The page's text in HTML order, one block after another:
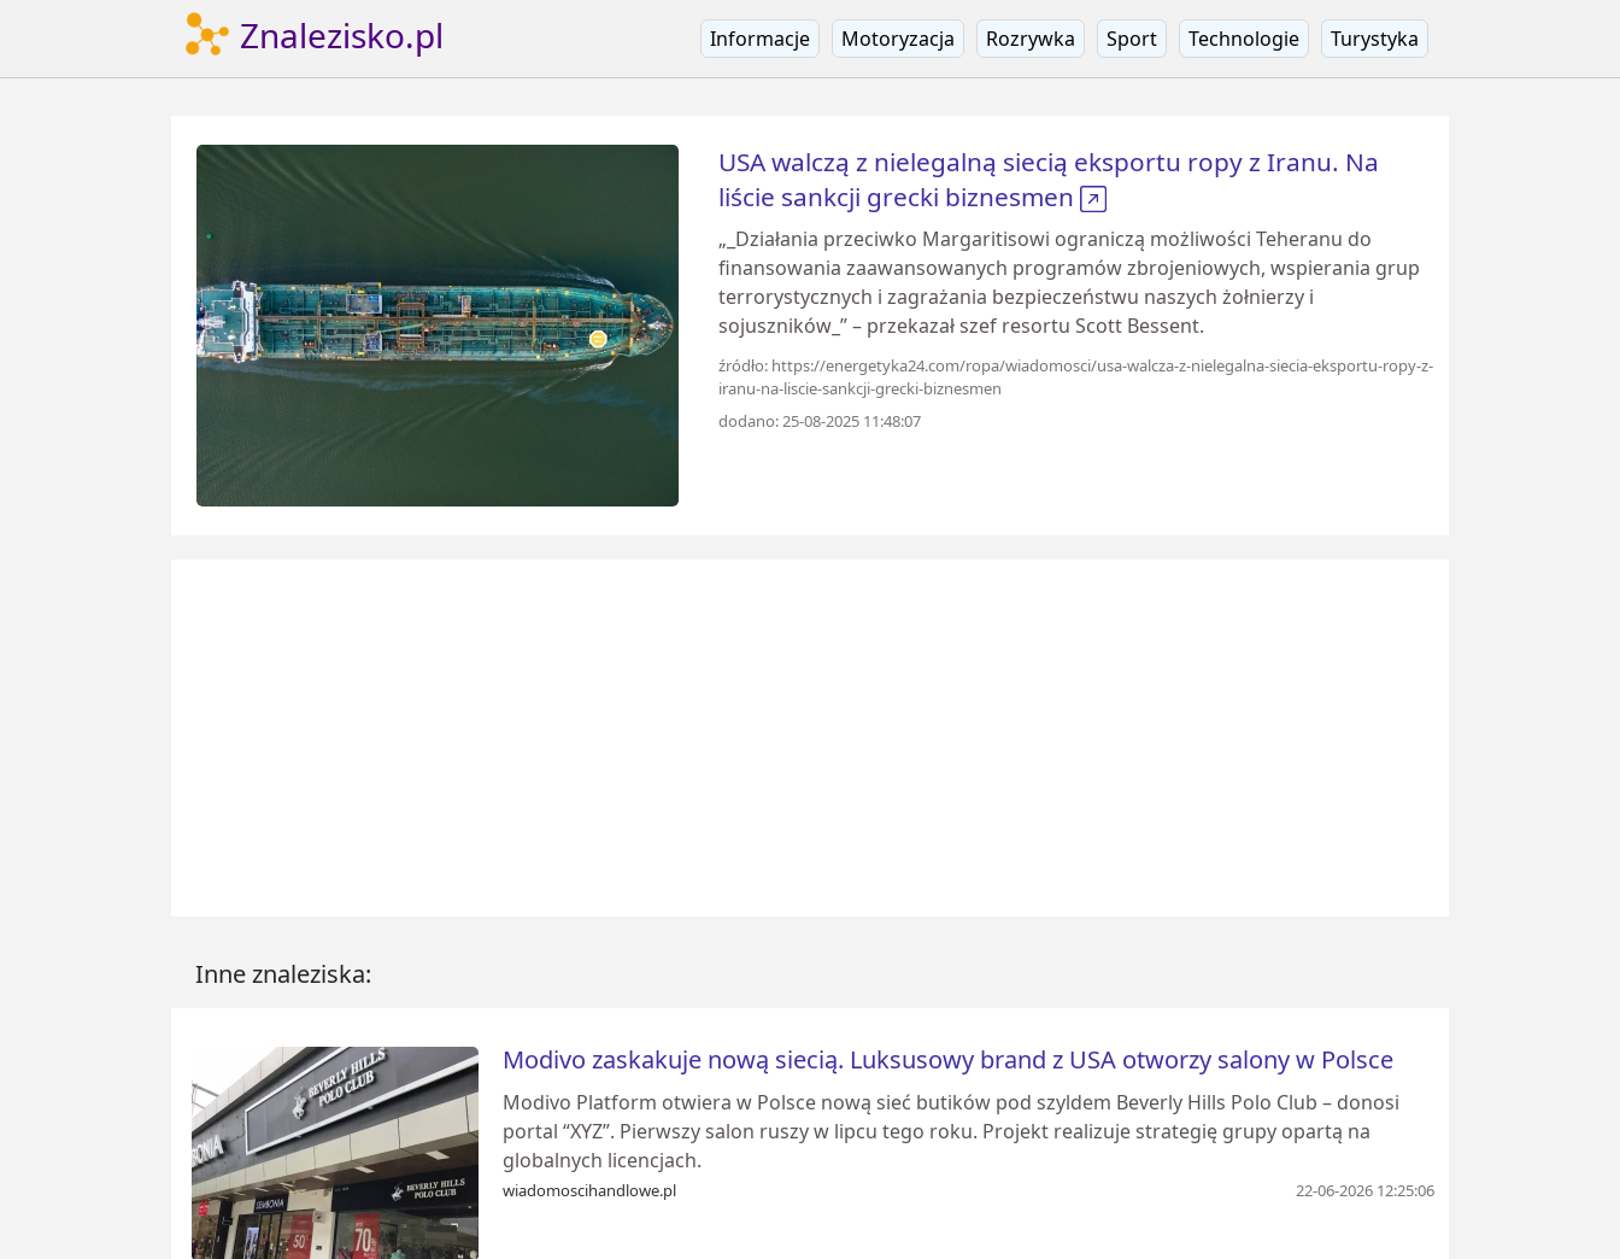
Znalezisko.pl Informacje Motoryzacja Rozrywka Sport Technologie Turystyka
USA walczą z nielegalną siecią eksportu ropy z Iranu. Na
liście sankcji grecki biznesmen
„_Działania przeciwko Margaritisowi ograniczą możliwości Teheranu do
finansowania zaawansowanych programów zbrojeniowych, wspierania grup
terrorystycznych i zagrażania bezpieczeństwu naszych żołnierzy i
sojuszników_” – przekazał szef resortu Scott Bessent.
źródło: https://energetyka24.com/ropa/wiadomosci/usa-walcza-z-nielegalna-siecia-eksportu-ropy-z-
iranu-na-liscie-sankcji-grecki-biznesmen
dodano: 25-08-2025 11:48:07
Inne znaleziska:
Modivo zaskakuje nową siecią. Luksusowy brand z USA otworzy salony w Polsce
Modivo Platform otwiera w Polsce nową sieć butików pod szyldem Beverly Hills Polo Club – donosi
portal “XYZ”. Pierwszy salon ruszy w lipcu tego roku. Projekt realizuje strategię grupy opartą na
globalnych licencjach.
wiadomoscihandlowe.pl 22-06-2026 12:25:06